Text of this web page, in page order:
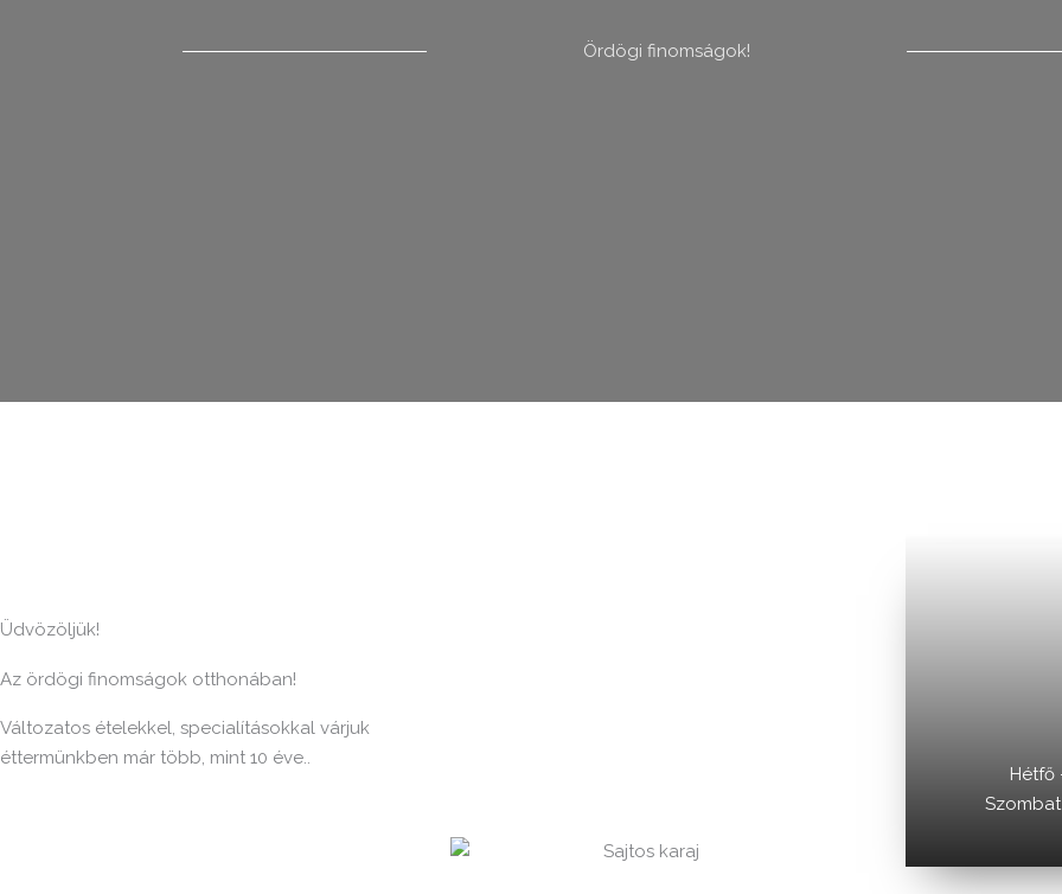
Ördögi finomságok!
Üdvözöljük!
Az ördögi finomságok otthonában!
Változatos ételekkel, specialításokkal várjuk
éttermünkben már több, mint 10 éve..
Hétfő
Szombat